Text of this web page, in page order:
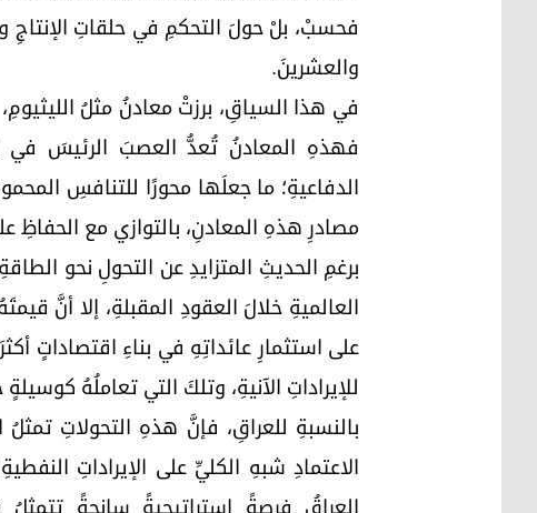
فحسبْ، بلْ حولَ التحكمِ في حلقاتِ الإنتاجِ
والعشرينَ.
في هذا السياقِ، برزتْ معادنُ مثلُ
فهذهِ المعادنُ تُعدُّ العصبَ الرئيسَ في
الدفاعيةِ؛ ما جعلَها محورًا للتنافسِ
مصادرِ هذهِ المعادنِ، بالتوازي مع الحفاظِ
برغمِ الحديثِ المتزايدِ عن التحولِ نحو
العالميةِ خلالَ العقودِ المقبلةِ، إلا أنَّ
على استثمارِ عائداتِهِ في بناءِ اقتصاداتٍ
للإيراداتِ الآنيةِ، وتلكَ التي تعاملُهُ
بالنسبةِ للعراقِ، فإنَّ هذهِ التحولاتِ تمثلُ
الاعتمادِ شبهِ الكليِّ على الإيراداتِ